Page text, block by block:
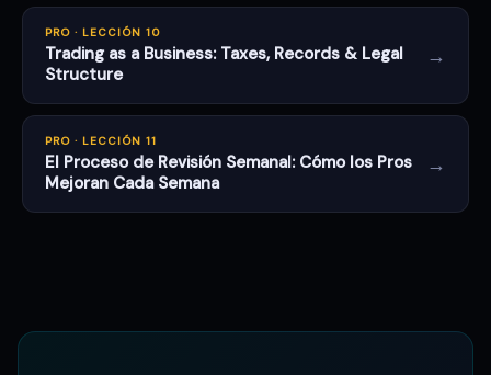
PRO · LECCIÓN 10
Trading as a Business: Taxes, Records & Legal
Structure
→
PRO · LECCIÓN 11
El Proceso de Revisión Semanal: Cómo los Pros
Mejoran Cada Semana
→